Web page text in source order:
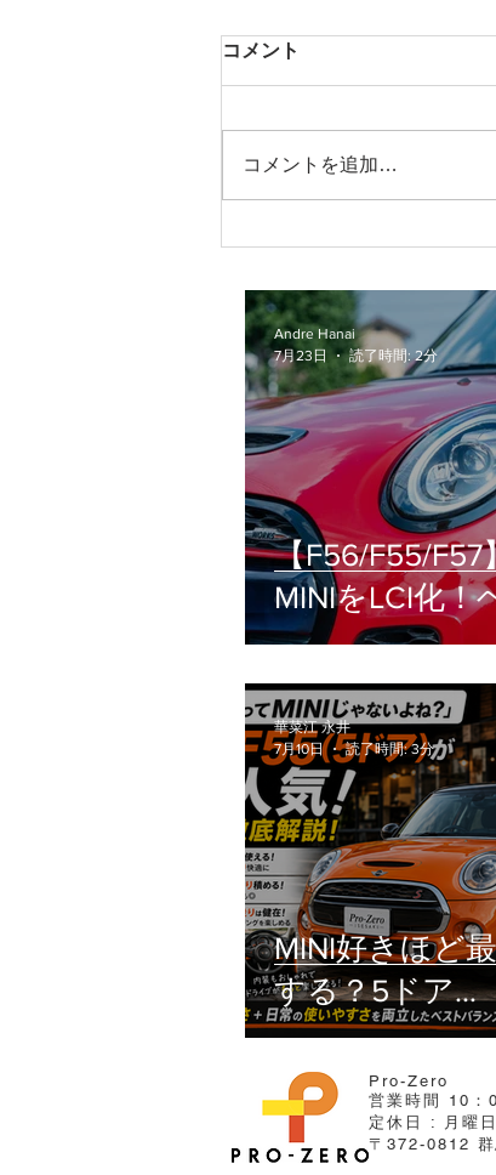
疑問（車検・工賃・設定
徹底解説
コメント
コメントを追加…
【F56/F55/F57
MINIをLCI化！
イト交換の疑問
工賃・設定）を
Andre Hanai
7月23日
読了時間: 2分
MINI好きほど
する？5ドア
MINI（F55）の
力
華菜江 永井
7月10日
読了時間: 3分
Pro-Zero
営業時間 10：
定休日 : ​月曜
〒372-0812